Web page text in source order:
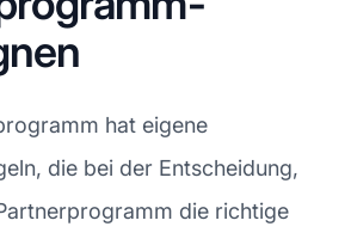
hat eigene
die bei der Entscheidung,
die richtige